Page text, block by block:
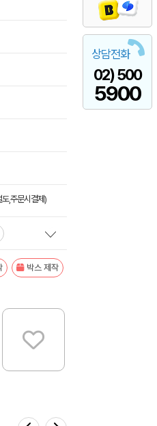
상담전화
02) 500
5900
도,주문시결제)
박스 제작